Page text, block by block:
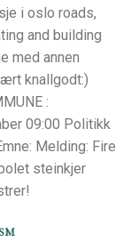
i oslo roads,
and building
med annen
knallgodt:)
:
09:00 Politikk
Melding: Fire
steinkjer